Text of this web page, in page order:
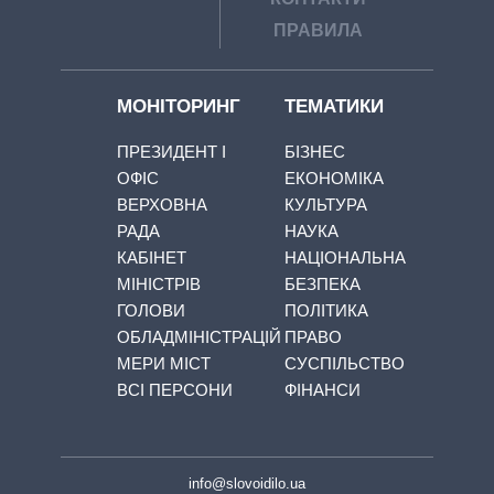
ПРАВИЛА
МОНІТОРИНГ
ПРЕЗИДЕНТ І
ОФІС
ВЕРХОВНА
РАДА
КАБІНЕТ
МІНІСТРІВ
ГОЛОВИ
ОБЛАДМІНІСТРАЦІЙ
МЕРИ МІСТ
ВСІ ПЕРСОНИ
ТЕМАТИКИ
БІЗНЕС
ЕКОНОМІКА
КУЛЬТУРА
НАУКА
НАЦІОНАЛЬНА
БЕЗПЕКА
ПОЛІТИКА
ПРАВО
СУСПІЛЬСТВО
ФІНАНСИ
info@slovoidilo.ua